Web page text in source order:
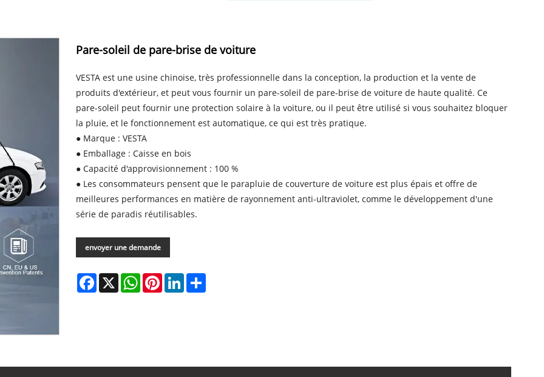
Pare-soleil de pare-brise de voiture
VESTA est une usine chinoise, très professionnelle dans la conception, la production et la vente de
produits d'extérieur, et peut vous fournir un pare-soleil de pare-brise de voiture de haute qualité. Ce
pare-soleil peut fournir une protection solaire à la voiture, ou il peut être utilisé si vous souhaitez bloquer
la pluie, et le fonctionnement est automatique, ce qui est très pratique.
● Marque : VESTA
● Emballage : Caisse en bois
● Capacité d'approvisionnement : 100 %
● Les consommateurs pensent que le parapluie de couverture de voiture est plus épais et offre de
meilleures performances en matière de rayonnement anti-ultraviolet, comme le développement d'une
série de paradis réutilisables.
envoyer une demande
Facebook
X WhatsApp
PinterestLinkedIn